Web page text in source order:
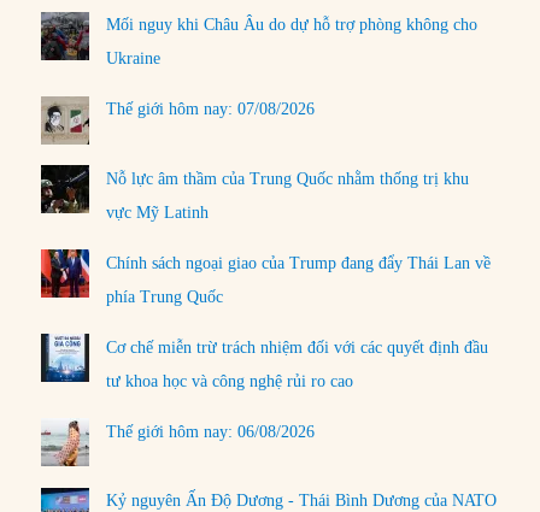
Mối nguy khi Châu Âu do dự hỗ trợ phòng không cho
Ukraine
Thế giới hôm nay: 07/08/2026
Nỗ lực âm thầm của Trung Quốc nhằm thống trị khu
vực Mỹ Latinh
Chính sách ngoại giao của Trump đang đẩy Thái Lan về
phía Trung Quốc
Cơ chế miễn trừ trách nhiệm đối với các quyết định đầu
tư khoa học và công nghệ rủi ro cao
Thế giới hôm nay: 06/08/2026
Kỷ nguyên Ấn Độ Dương - Thái Bình Dương của NATO